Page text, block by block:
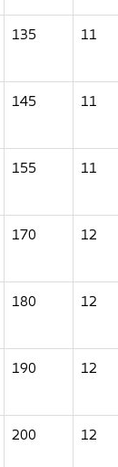
135 11
145 11
155 11
170 12
180 12
190 12
200 12